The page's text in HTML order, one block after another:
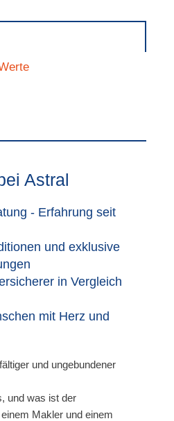
Astral
- Erfahrung seit
und exklusive
in Vergleich
mit Herz und
und ungebundener
und was ist der
Makler und einem